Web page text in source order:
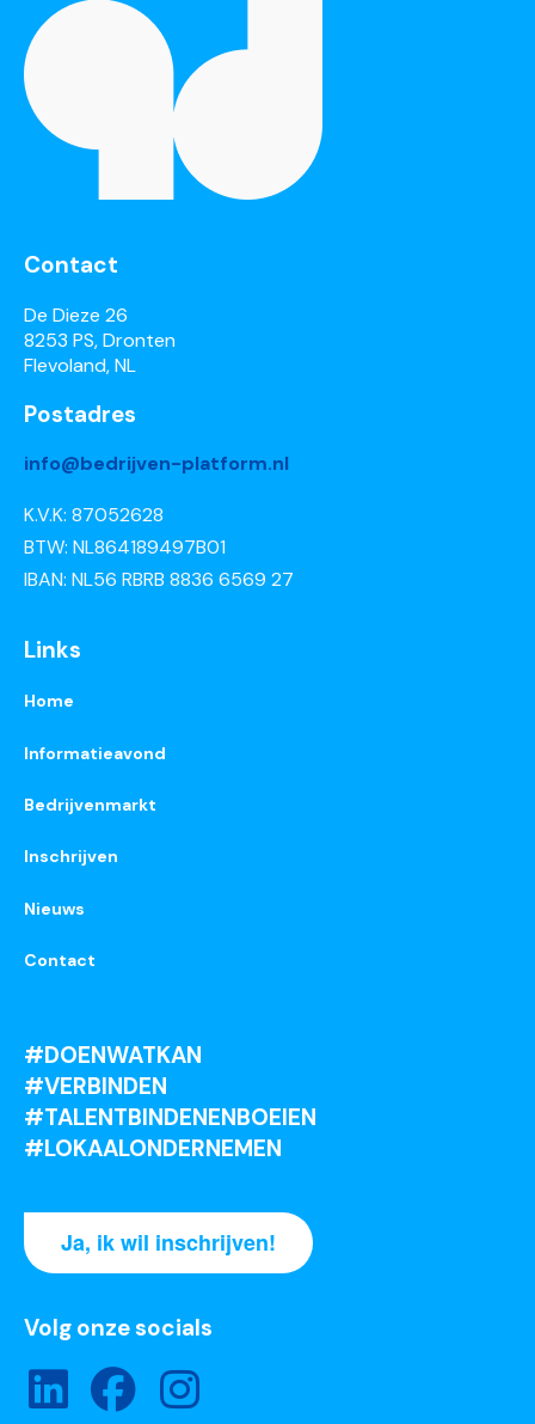
Contact
De Dieze 26
8253 PS, Dronten
Flevoland, NL
Postadres
info@bedrijven-platform.nl
K.V.K: 87052628
BTW: NL864189497B01
IBAN: NL56 RBRB 8836 6569 27
Links
Home
Informatieavond
Bedrijvenmarkt
Inschrijven
Nieuws
Contact
#DOENWATKAN
#VERBINDEN
#TALENTBINDENENBOEIEN
#LOKAALONDERNEMEN
Ja, ik wil inschrijven!
Volg onze socials